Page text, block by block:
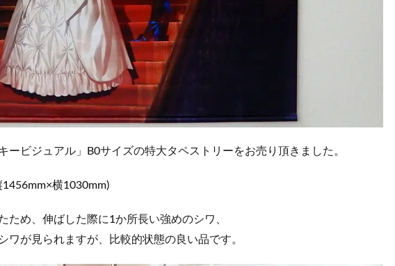
ービジュアル」B0サイズの特大タペストリーをお売り頂きました。
横1030mm)
ため、伸ばした際に1か所長い強めのシワ、
ワが見られますが、比較的状態の良い品です。